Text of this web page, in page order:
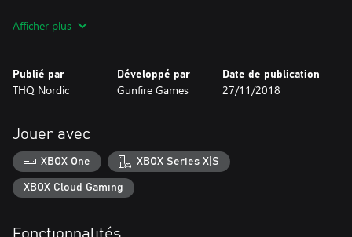
lancement de Darksiders III.
Afficher plus
Publié par
THQ Nordic
Développé par
Gunfire Games
Date de publication
27/11/2018
Jouer avec
XBOX One XBOX Series X|S
XBOX Cloud Gaming